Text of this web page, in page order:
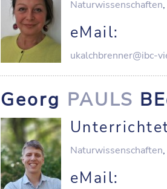
Naturwissenschaften,
eMail:
ukalchbrenner@ibc-
Georg PAULS
Naturwissenschaften,
eMail: